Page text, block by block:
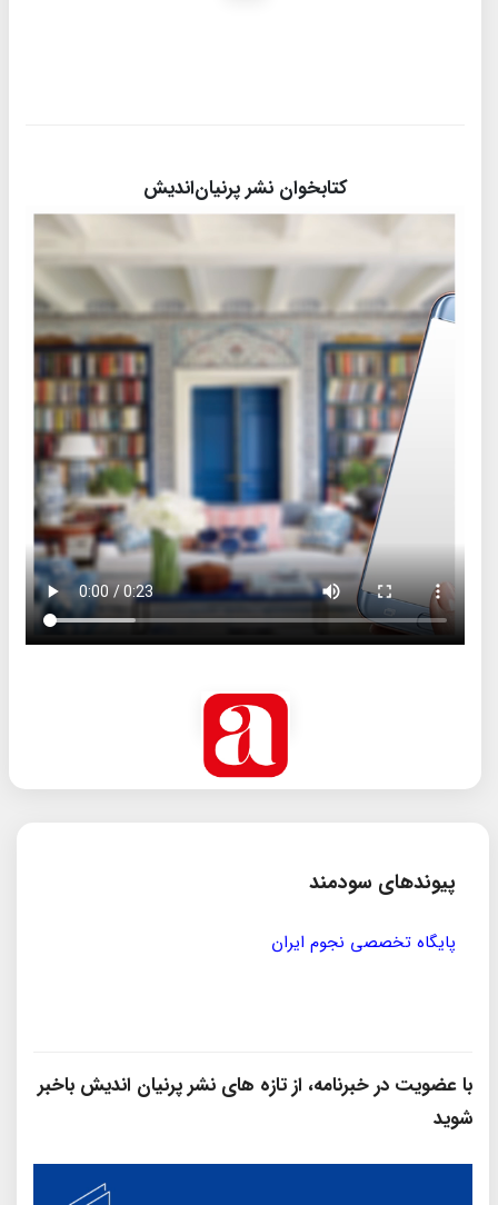
کتابخوان نشر پرنیان‌اندیش
پیوندهای سودمند
مؤسسه ی پژوهشی حکمت و فلسفه ی ایران
با عضویت در خبرنامه، از تازه‌ های نشر پرنیان‌ اندیش باخبر
شوید